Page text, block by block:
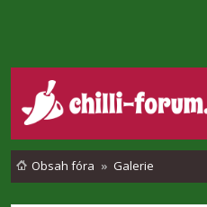
Obsah fóra Galerie